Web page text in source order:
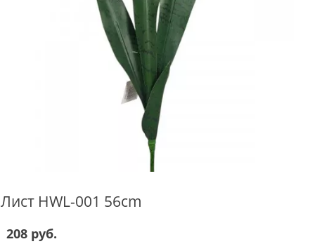
Лист HWL-001 56cm
208 руб.